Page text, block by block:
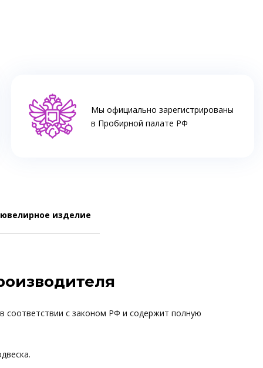
Мы официально зарегистрированы
в Пробирной палате РФ
изделие
соответствии с законом РФ и содержит полную